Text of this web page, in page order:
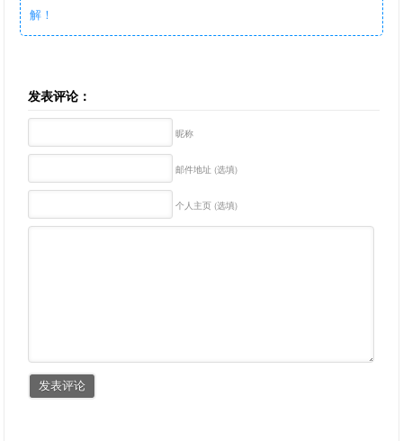
解！
发表评论：
昵称
邮件地址 (选填)
个人主页 (选填)